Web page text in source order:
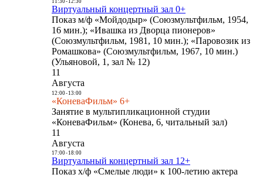
11:30- 12:30
Виртуальный концертный зал 0+
Показ м/ф «Мойдодыр» (Союзмультфильм, 1954,
16 мин.); «Ивашка из Дворца пионеров»
(Союзмультфильм, 1981, 10 мин.); «Паровозик из
Ромашкова» (Союзмультфильм, 1967, 10 мин.)
(Ульяновой, 1, зал № 12)
11
Августа
12:00- 13:00
«КоневаФильм» 6+
Занятие в мультипликационной студии
«КоневаФильм» (Конева, 6, читальный зал)
11
Августа
17:00- 18:00
Виртуальный концертный зал 12+
Показ х/ф «Смелые люди» к 100-летию актера